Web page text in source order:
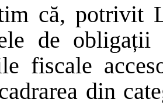
că, potrivit
de
fiscale
din